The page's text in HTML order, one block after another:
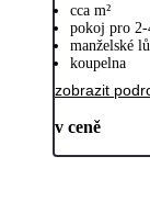
cca m²
pokoj pro 2-
manželské
koupelna
zobrazit
v ceně